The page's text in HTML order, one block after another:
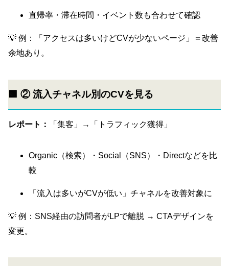
直帰率・滞在時間・イベント数も合わせて確認
💡 例：「アクセスは多いけどCVが少ないページ」＝改善
余地あり。
🟩 ② 流入チャネル別のCVを見る
レポート： 「集客」→「トラフィック獲得」
Organic（検索）・Social（SNS）・Directなどを比
較
「流入は多いがCVが低い」チャネルを改善対象に
💡 例：SNS経由の訪問者がLPで離脱 → CTAデザインを
変更。